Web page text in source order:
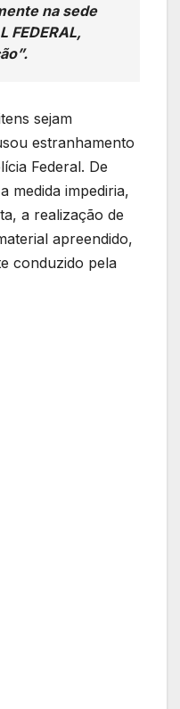
na sede
FEDERAL,
sejam
estranhamento
Federal. De
medida impediria,
a realização de
apreendido,
conduzido pela